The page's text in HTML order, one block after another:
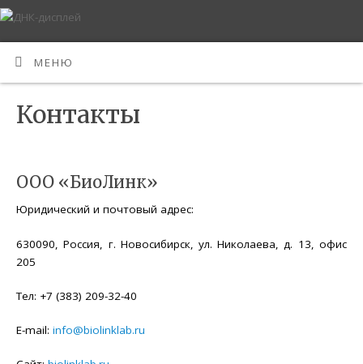
МЕНЮ
Контакты
ООО «БиоЛинк»
Юридический и почтовый адрес:
630090, Россия, г. Новосибирск, ул. Николаева, д. 13, офис
205
Тел: +7 (383) 209-32-40
E-mail:info@biolinklab.ru